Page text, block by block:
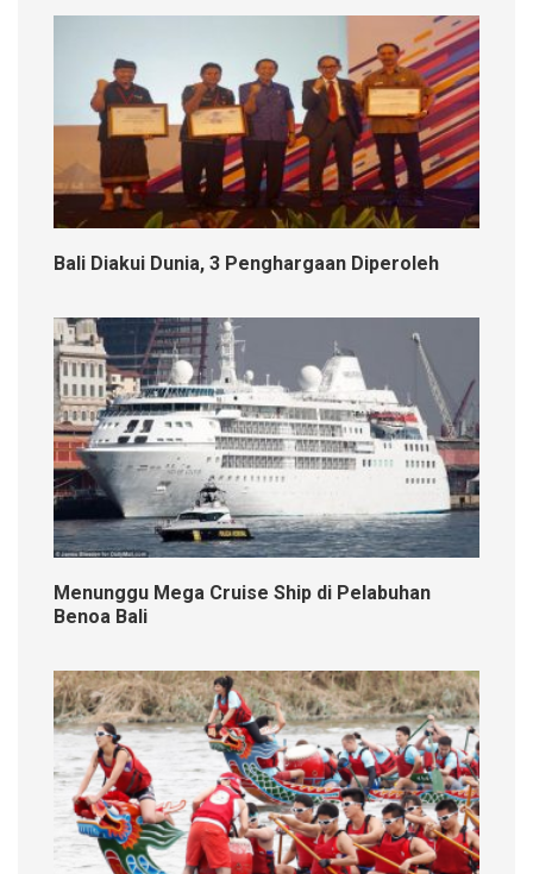
Bali Diakui Dunia, 3 Penghargaan Diperoleh
Menunggu Mega Cruise Ship di Pelabuhan
Benoa Bali